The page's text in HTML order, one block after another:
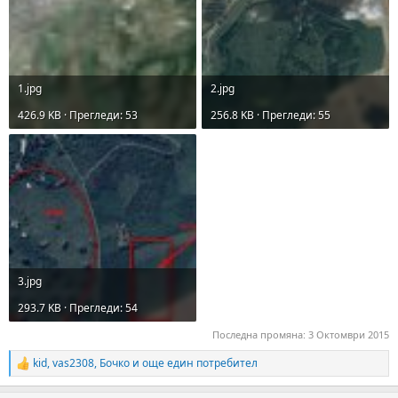
1.jpg
426.9 KB · Прегледи: 53
2.jpg
256.8 KB · Прегледи: 55
3.jpg
293.7 KB · Прегледи: 54
Последна промяна: 3 Октомври 2015
R
e
kid,vas2308, Бочко и още един потребител